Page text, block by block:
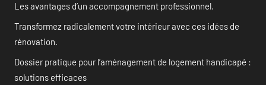
Les avantages d’un accompagnement professionnel.
Transformez radicalement votre intérieur avec ces idées de
rénovation.
Dossier pratique pour l’aménagement de logement handicapé :
solutions efficaces